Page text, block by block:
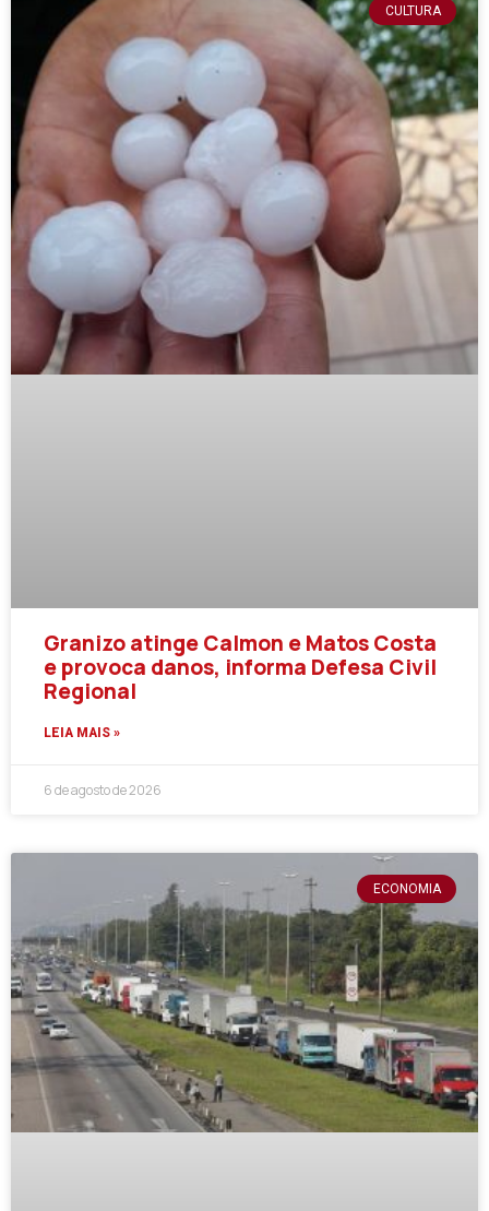
CULTURA
Granizo atinge Calmon e Matos Costa
e provoca danos, informa Defesa Civil
Regional
LEIA MAIS »
6 de agosto de 2026
ECONOMIA